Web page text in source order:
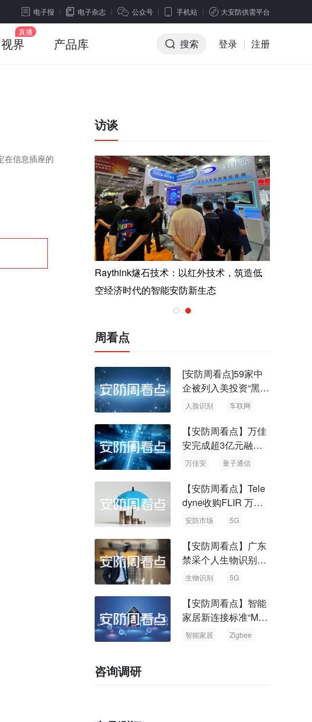
电子报 电子杂志 公众号 手机站 大安防供需平台
视界 产品库 搜索 登录 | 注册
在信息插座的
访谈
应急救援与医疗运
Raythink燧石技术：以红外技术，筑造低
空经济时代的智能安防新生态
周看点
[安防周看点]59家中
企被列入美投资“黑名
单” 中国信通院启动
人脸识别 车联网
【安防周看点】万佳
安完成超3亿元融资
国内首批量子通信标
万佳安 量子通信
【安防周看点】Tele
dyne收购FLIR 万物
云新品牌“万御安防”
安防市场 5G
【安防周看点】广东
禁采个人生物识别信
息 中国5G基站占全
生物识别 5G
【安防周看点】智能
家居新连接标准“Matt
er” Zigbee联盟更名
智能家居 Zigbee
咨询调研